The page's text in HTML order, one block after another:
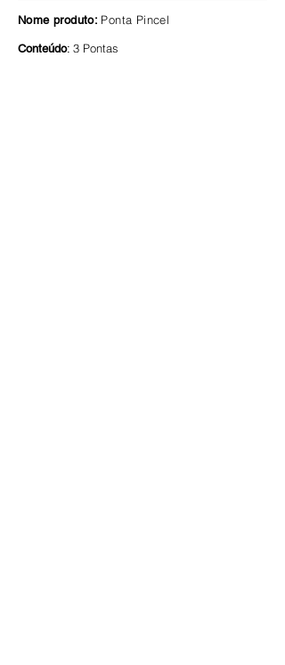
Nome produto: Ponta Pincel
Conteúdo: 3 Pontas